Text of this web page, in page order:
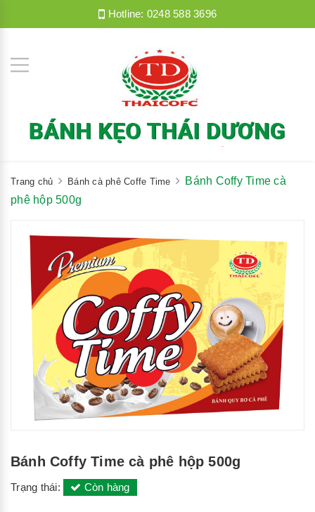
Hotline: 0248 588 3696
Trang chủ Bánh cà phê Coffe Time
Bánh Coffy Time cà
phê hộp 500g
Bánh Coffy Time cà phê hộp 500g
Trạng thái: Còn hàng